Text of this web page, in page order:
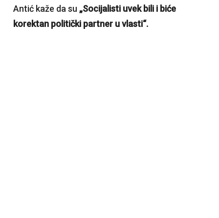
Antić kaže da su „Socijalisti uvek bili i biće
korektan politički partner u vlasti“.